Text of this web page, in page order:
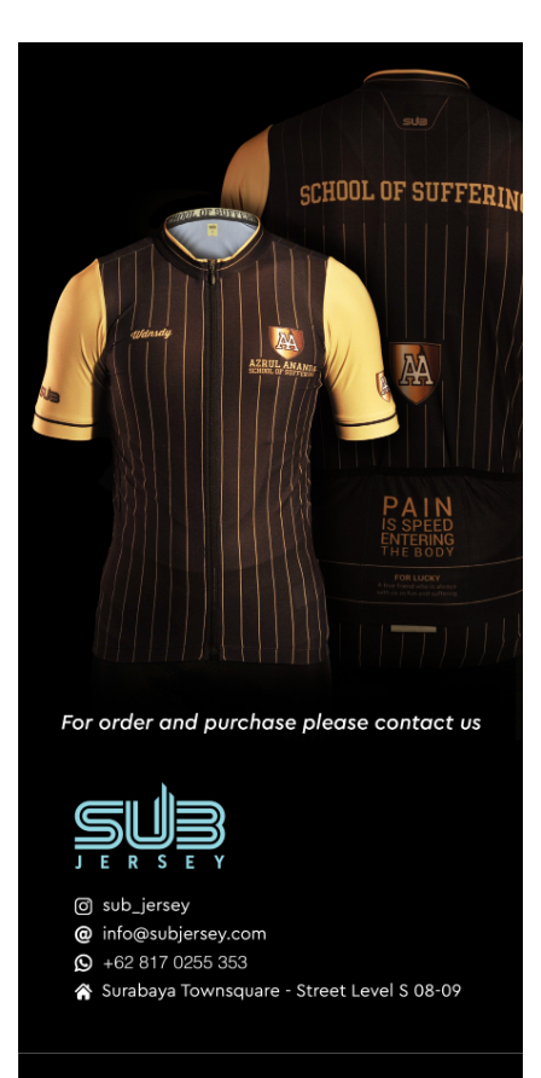
gathering besar-besaran ini sangat istimewa. Tidak sekedar
gathering tapi riding bareng serta meet and greet sang CEO, Will